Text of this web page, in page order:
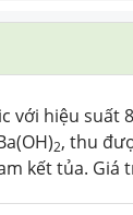
với hiệu suất
2, thu
kết tủa. Giá